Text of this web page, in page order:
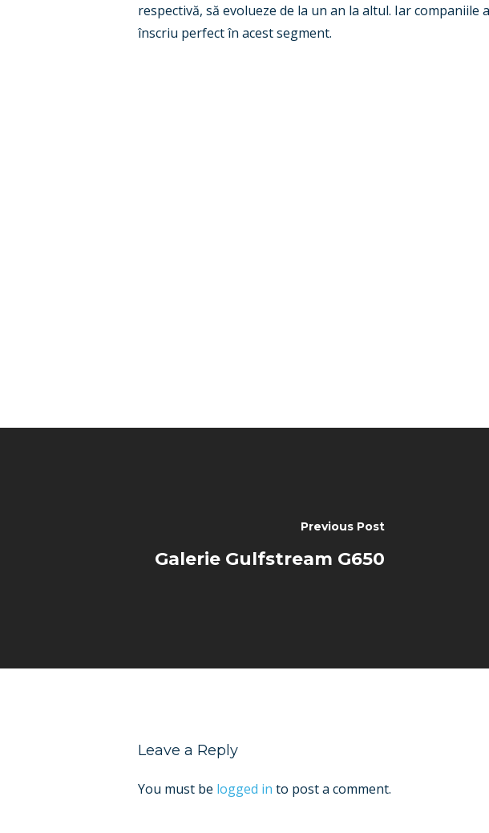
respectivă, să evolueze de la un an la altul. Iar
înscriu perfect în acest segment.
Previous Post
Galerie Gulfstream G650
Leave a Reply
You must be logged in to post a comment.